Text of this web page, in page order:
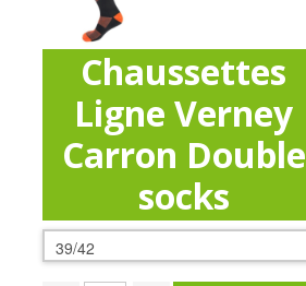
Chaussettes
Ligne Verney
Carron Double
socks